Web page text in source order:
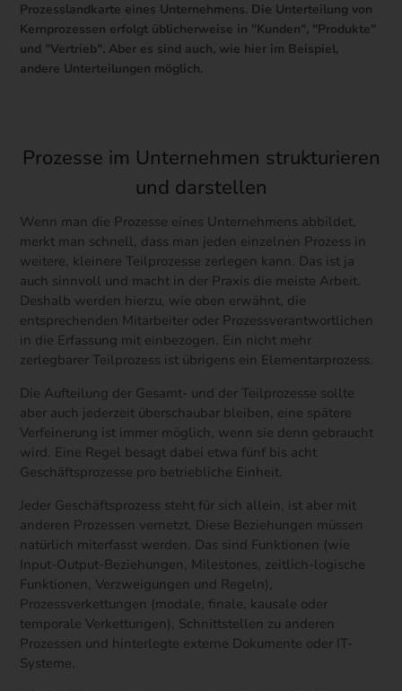
Prozesslandkarte eines Unternehmens. Die Unterteilung von
Kernprozessen erfolgt üblicherweise in "Kunden", "Produkte"
und "Vertrieb". Aber es sind auch, wie hier im Beispiel,
andere Unterteilungen möglich.
Prozesse im Unternehmen strukturieren
und darstellen
Wenn man die Prozesse eines Unternehmens abbildet,
merkt man schnell, dass man jeden einzelnen Prozess in
weitere, kleinere Teilprozesse zerlegen kann. Das ist ja
auch sinnvoll und macht in der Praxis die meiste Arbeit.
Deshalb werden hierzu, wie oben erwähnt, die
entsprechenden Mitarbeiter oder Prozessverantwortlichen
in die Erfassung mit einbezogen. Ein nicht mehr
zerlegbarer Teilprozess ist übrigens ein Elementarprozess.
Die Aufteilung der Gesamt- und der Teilprozesse sollte
aber auch jederzeit überschaubar bleiben, eine spätere
Verfeinerung ist immer möglich, wenn sie denn gebraucht
wird. Eine Regel besagt dabei etwa fünf bis acht
Geschäftsprozesse pro betriebliche Einheit.
Jeder Geschäftsprozess steht für sich allein, ist aber mit
anderen Prozessen vernetzt. Diese Beziehungen müssen
natürlich miterfasst werden. Das sind Funktionen (wie
Input-Output-Beziehungen, Milestones, zeitlich-logische
Funktionen, Verzweigungen und Regeln),
Prozessverkettungen (modale, finale, kausale oder
temporale Verkettungen), Schnittstellen zu anderen
Prozessen und hinterlegte externe Dokumente oder IT-
Systeme.